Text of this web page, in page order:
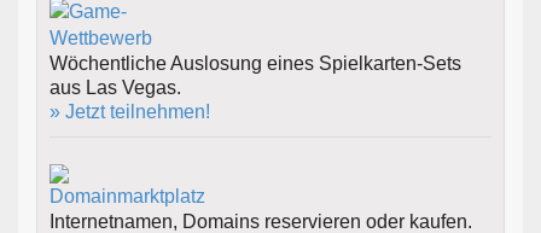
Wöchentliche Auslosung eines Spielkarten-Sets
aus Las Vegas.
» Jetzt teilnehmen!
Internetnamen, Domains reservieren oder kaufen.